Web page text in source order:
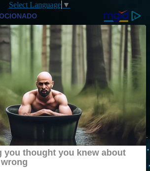
Select Language ▼